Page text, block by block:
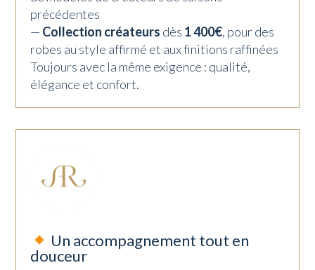
précédentes
— Collection créateurs dès 1 400€, pour des
robes au style affirmé et aux finitions raffinées
Toujours avec la même exigence : qualité,
élégance et confort.
Un accompagnement tout en
douceur